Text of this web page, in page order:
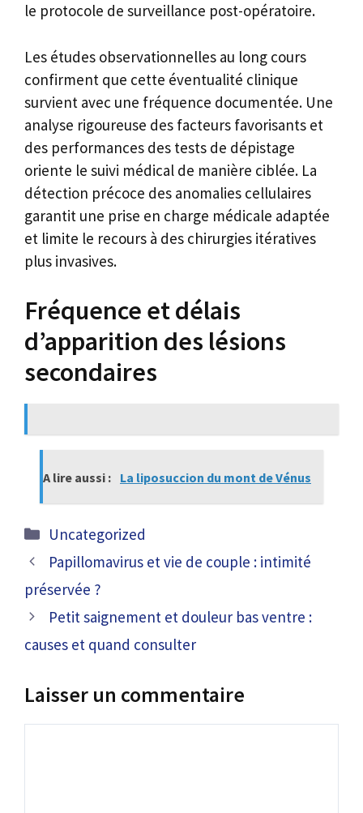
le protocole de surveillance post-opératoire.
Les études observationnelles au long cours
confirment que cette éventualité clinique
survient avec une fréquence documentée. Une
analyse rigoureuse des facteurs favorisants et
des performances des tests de dépistage
oriente le suivi médical de manière ciblée. La
détection précoce des anomalies cellulaires
garantit une prise en charge médicale adaptée
et limite le recours à des chirurgies itératives
plus invasives.
Fréquence et délais
d’apparition des lésions
secondaires
A lire aussi : La liposuccion du mont de Vénus
Catégories
Uncategorized
Papillomavirus et vie de couple : intimité
préservée ?
Petit saignement et douleur bas ventre :
causes et quand consulter
Laisser un commentaire